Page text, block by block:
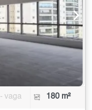
- vaga 180 m²